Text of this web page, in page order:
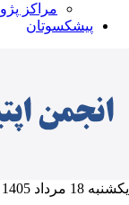
مراکز
پیشکسوتان
18 مرداد 1405